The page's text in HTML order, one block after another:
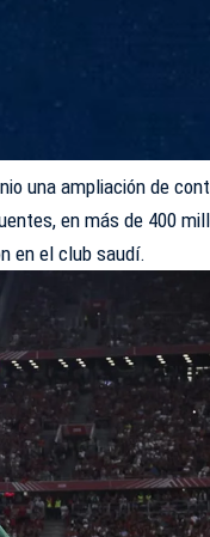
una ampliación de
en más de 400
en el club saudí.